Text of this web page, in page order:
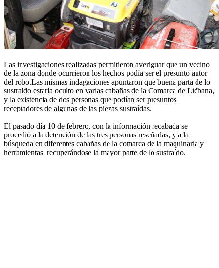
Las investigaciones realizadas permitieron averiguar que un vecino
de la zona donde ocurrieron los hechos podía ser el presunto autor
del robo.Las mismas indagaciones apuntaron que buena parta de lo
sustraído estaría oculto en varias cabañas de la Comarca de Liébana,
y la existencia de dos personas que podían ser presuntos
receptadores de algunas de las piezas sustraídas.
El pasado día 10 de febrero, con la información recabada se
procedió a la detención de las tres personas reseñadas, y a la
búsqueda en diferentes cabañas de la comarca de la maquinaria y
herramientas, recuperándose la mayor parte de lo sustraído.